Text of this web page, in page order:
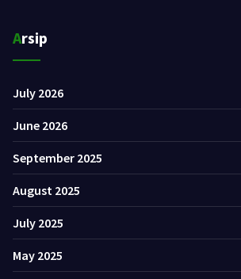
Arsip
July 2026
June 2026
September 2025
August 2025
July 2025
May 2025